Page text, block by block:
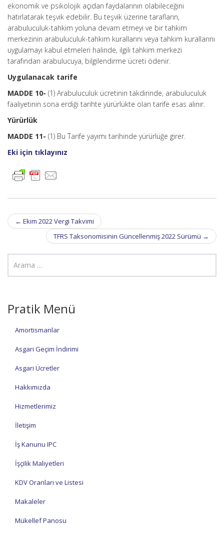
ekonomik ve psikolojik açıdan faydalarının olabileceğini
hatırlatarak teşvik edebilir. Bu teşvik üzerine tarafların,
arabuluculuk-tahkim yoluna devam etmeyi ve bir tahkim
merkezinin arabuluculuk-tahkim kurallarını veya tahkim kurallarını
uygulamayı kabul etmeleri halinde, ilgili tahkim merkezi
tarafından arabulucuya, bilgilendirme ücreti ödenir.
Uygulanacak tarife
MADDE 10- (1) Arabuluculuk ücretinin takdirinde, arabuluculuk
faaliyetinin sona erdiği tarihte yürürlükte olan tarife esas alınır.
Yürürlük
MADDE 11- (1) Bu Tarife yayımı tarihinde yürürlüğe girer.
Eki için tıklayınız
Post
navigation
← Ekim 2022 Vergi Takvimi
TFRS Taksonomisinin Güncellenmiş 2022 Sürümü →
Pratik Menü
Amortismanlar
Asgari Geçim İndirimi
Asgari Ücretler
Hakkımızda
Hizmetlerimiz
İletişim
İş Kanunu IPC
İşçilik Maliyetleri
KDV Oranları ve Listesi
Makaleler
Mükellef Panosu